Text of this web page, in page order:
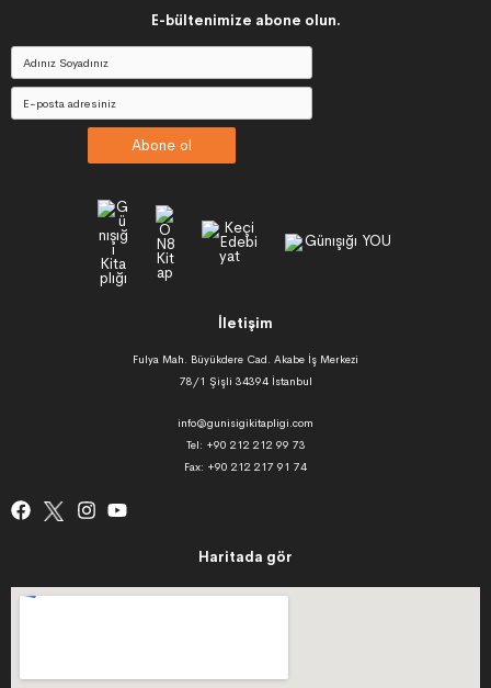
E-bültenimize abone olun.
Abone ol
İletişim
Fulya Mah. Büyükdere Cad. Akabe İş Merkezi
78/1 Şişli 34394 İstanbul
info@gunisigikitapligi.com
Tel: +90 212 212 99 73
Fax: +90 212 217 91 74
Haritada gör